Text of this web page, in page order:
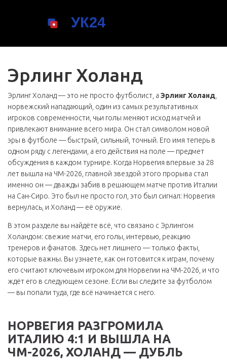
Эрлинг Холанд
Эрлинг Холанд — это не просто футболист, а Эрлинг Холанд
норвежский нападающий, один из самых результативных
игроков современности, чьи голы меняют исход матчей и
привлекают внимание всего мира. Он стал символом новой
эры в футболе — быстрый, сильный, точный. Его имя теперь в
одном ряду с легендами, а его действия на поле — предмет
обсуждения в каждом турнире. Когда Норвегия впервые за 28
лет вышла на ЧМ-2026, главной звездой этого прорыва стал
именно он — дважды забив в решающем матче против Италии
на Сан-Сиро. Это был не просто гол, это был сигнал: Норвегия
вернулась, и Холанд — её оружие.
В этом разделе вы найдёте всё, что связано с Эрлингом
Холандом: свежие матчи, его голы, интервью, реакцию
тренеров и фанатов. Здесь нет лишнего — только факты,
которые важны. Вы узнаете, как он готовится к играм, почему
его считают ключевым игроком для Норвегии на ЧМ-2026, и что
ждёт его в следующем сезоне. Если вы следите за футболом
— вы попали туда, где всё начинается с него.
НОРВЕГИЯ РАЗГРОМИЛА
ИТАЛИЮ 4:1 И ВЫШЛА НА
ЧМ-2026, ХОЛАНД — ДУБЛЬ